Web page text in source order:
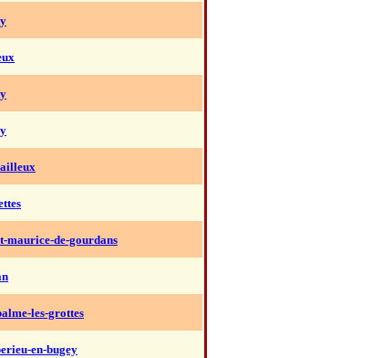
maurice-de-gourdans
les-grottes
en-bugey